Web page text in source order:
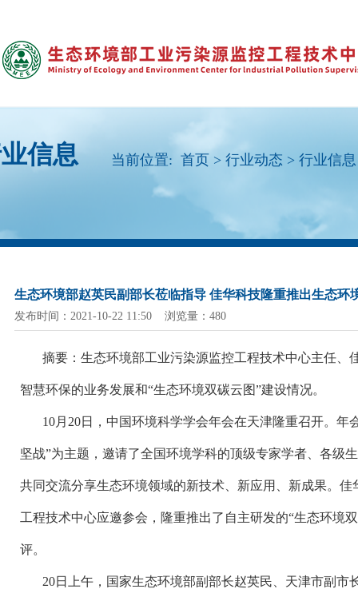
信息 当前位置: 首页 > 行业动态 > 行业信息
生态环境部赵英民副部长莅临指导 佳华科技隆重推出生态环
发布时间：2021-10-22 11:50 浏览量：480
摘要：生态环境部工业污染源监控工程技术中心主任、
智慧环保的业务发展和“生态环境双碳云图”建设情况。
10月20日，中国环境科学学会年会在天津隆重召开。年
坚战”为主题，邀请了全国环境学科的顶级专家学者、各级
共同交流分享生态环境领域的新技术、新应用、新成果。
工程技术中心应邀参会，隆重推出了自主研发的“生态环境
评。
20日上午，国家生态环境部副部长赵英民、天津市副市